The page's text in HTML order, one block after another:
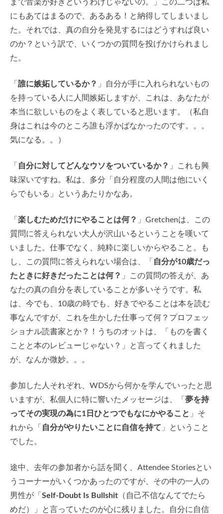
まで音楽が好きというわけじゃないの。」この二つは私
にもあてはまるので、あるある！と納得してしまいまし
た。それでは、真の自分を発見するにはどうすれば良い
のか？という訳で、いくつかの質問を投げかけられまし
た。
「 誰に嫉妬しているか？ 」自分が手に入れられないもの
を持っている人に人間嫉妬しますが、これは、あなたが
本当に欲しいものをよく表していると思います。（私自
身はこれは今のところ誰も浮かばなかったのです。。。
気になる。。）
「 自分に対してどんなウソをついているか？ 」これも興
味深いですね。私は、多分「自分程度の人間は他にいく
らでもいる」というあたりかなあ。
「 楽しむためだけにやることは何？ 」Gretchenは、この
質問に答えられない大人が沢山いるということを嘆いて
いました。仕事でなく、純粋に楽しいからやること。も
し、この質問に答えられない場合は、「 自分が10歳だっ
たときに好きだったことは何？ 」この質問の答えが、あ
なたの真の自分を表していることが多いそうです。私
は、今でも、10歳の時でも、好きでやることは本を読む
事なんですが、これを生かした仕事って何？プロフェッ
ショナル読書家とか？！うちのオットは、「ものを書く
ことと本のレビューじゃない？」と言ってくれました
が、なんか微妙。。。
参加した人それぞれ、WDSから何かを学んでいったと思
いますが、私個人に特に響いたメッセージは、「 夢を持
ってその実現の為に1日ひとつでもなにかやること 」そ
れから「 自分がやりたいことに自信を持て 」ということ
でした。
途中、去年の参加者から話を聞く、Attendee Storiesとい
うコーナーがいくつかあったのですが、その中の一人の
男性が「 Self-Doubt Is Bullshit （自己不信なんてでたら
めだ）」と言っていたのが心に残りました。自分に自信